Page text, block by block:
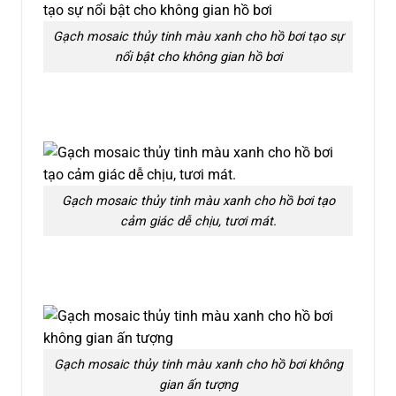
Gạch mosaic thủy tinh màu xanh cho hồ bơi tạo sự
nổi bật cho không gian hồ bơi
Gạch mosaic thủy tinh màu xanh cho hồ bơi tạo
cảm giác dễ chịu, tươi mát.
Gạch mosaic thủy tinh màu xanh cho hồ bơi không
gian ấn tượng